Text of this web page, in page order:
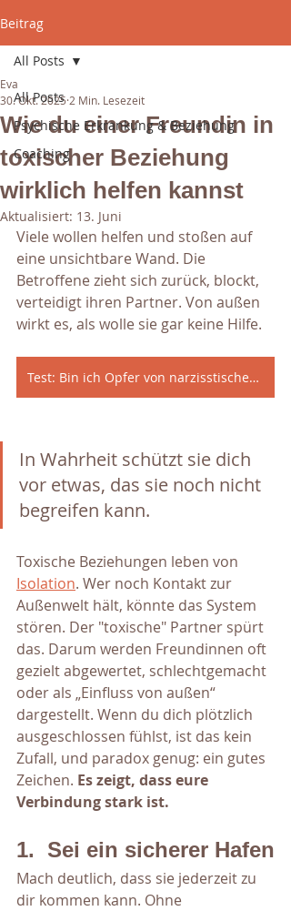
Beitrag
All Posts
Psychische Erkrankung & Beziehung
Coaching
All Posts
Wie du einer Freundin in
toxischer Beziehung
wirklich helfen kannst
Eva
30. Okt. 2025 2 Min. Lesezeit
Aktualisiert: 13. Juni
Viele wollen helfen und stoßen auf
eine unsichtbare Wand. Die
Betroffene zieht sich zurück, blockt,
verteidigt ihren Partner. Von außen
wirkt es, als wolle sie gar keine Hilfe.
Test: Bin ich Opfer von narzisstischem Missbrauch
In Wahrheit schützt sie dich
vor etwas, das sie noch nicht
begreifen kann.
Toxische Beziehungen leben von
Isolation. Wer noch Kontakt zur
Außenwelt hält, könnte das System
stören. Der "toxische" Partner spürt
das. Darum werden Freundinnen oft
gezielt abgewertet, schlechtgemacht
oder als „Einfluss von außen“
dargestellt. Wenn du dich plötzlich
ausgeschlossen fühlst, ist das kein
Zufall, und paradox genug: ein gutes
Zeichen. Es zeigt, dass eure
Verbindung stark ist.
1.  Sei ein sicherer Hafen
Mach deutlich, dass sie jederzeit zu
dir kommen kann. Ohne